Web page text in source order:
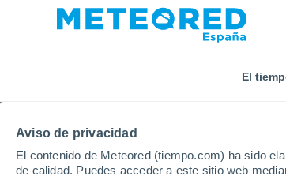
Aviso de privacidad
El contenido de Meteored (tiempo.com) ha sido
de calidad. Puedes acceder a este sitio web
El